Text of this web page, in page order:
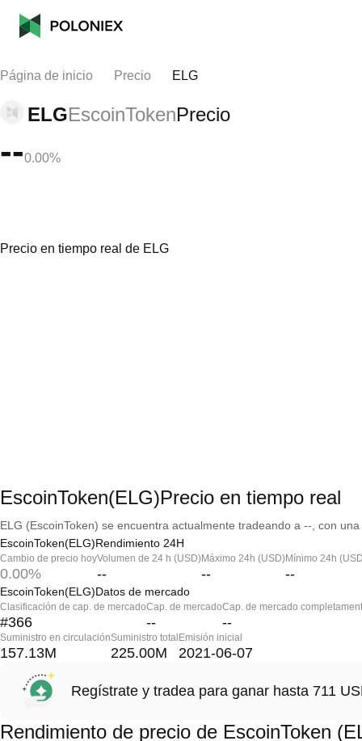
Página de inicio Precio ELG
ELGEscoinTokenPrecio
--0.00%
Precio en tiempo real de ELG
EscoinToken(ELG)Precio en tiempo real
ELG (EscoinToken) se encuentra actualmente tradeando a --, con
EscoinToken(ELG)Rendimiento 24H
Cambio de precio hoy
0.00%
Volumen de 24 h (USD)
--
Máximo 24h (USD)
--
Mínimo 24h
--
EscoinToken(ELG)Datos de mercado
Clasificación de cap. de mercado
#366
Cap. de mercado
--
Cap. de mercado
--
Suministro en circulación
157.13M
Suministro total
225.00M
Emisión inicial
2021-06-07
Regístrate y tradea para ganar hasta 711
Rendimiento de precio de EscoinToken